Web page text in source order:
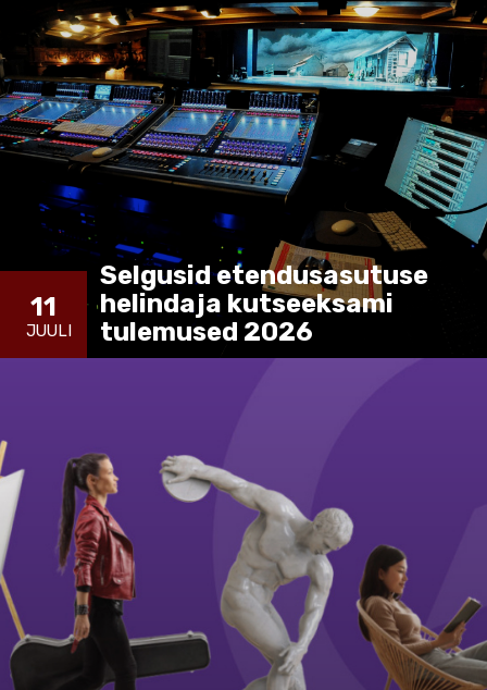
11
JUULI
Selgusid etendusasutuse
helindaja kutseeksami
tulemused 2026